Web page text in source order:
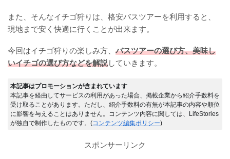
また、そんなイチゴ狩りは、格安バスツアーを利用すると、
現地まで安く快適に行くことが出来ます。
今回はイチゴ狩りの楽しみ方、 バスツアーの選び方、美味し
いイチゴの選び方などを解説していきます。
本記事はプロモーションが含まれています
本記事を経由してサービスの利用があった場合、掲載企業から紹介手数料を
受け取ることがあります。ただし、紹介手数料の有無が本記事の内容や順位
に影響を与えることはありません。コンテンツ内容に関しては、LifeStories
が独自で制作したものです。(コンテンツ編集ポリシー)
スポンサーリンク